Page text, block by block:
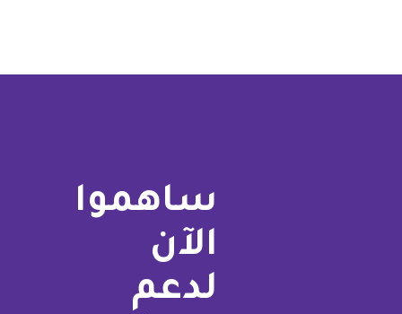
ساهموا
الآن
لدعم